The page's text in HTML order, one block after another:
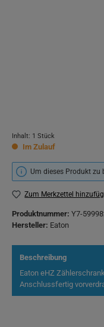
Inhalt: 1 Stück
Im Zulauf
Um dieses Produkt zu
Zum Merkzettel
Produktnummer: Y7-
Hersteller: Eaton
Beschreibung
Eaton eHZ
Anschlussfertig